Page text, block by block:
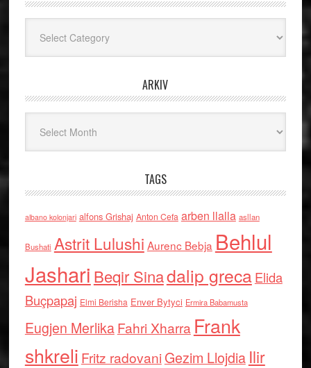
ARKIV
TAGS
albano kolonjari alfons Grishaj Anton Cefa arben llalla asllan
Bushati Astrit Lulushi Aurenc Bebja Behlul
Jashari Beqir Sinadalip grecaElida
Buçpapaj Elmi Berisha Enver Bytyci Ermira Babamusta
Eugjen MerlikaFahri Xharra Frank
shkreli Fritz radovaniGezim Llojdia Ilir